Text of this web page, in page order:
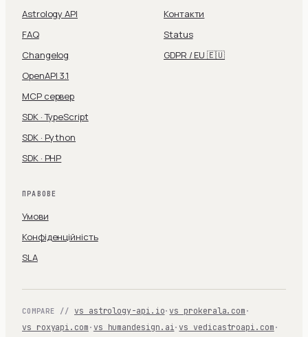
Astrology API
FAQ
Changelog
OpenAPI 3.1
MCP сервер
SDK · TypeScript
SDK · Python
SDK · PHP
Контакти
Status
GDPR / EU 🇪🇺
ПРАВОВЕ
Умови
Конфіденційність
SLA
COMPARE // vs astrology-api.io·vs prokerala.com ·
vs roxyapi.com · vs humandesign.ai ·vs vedicastroapi.com ·